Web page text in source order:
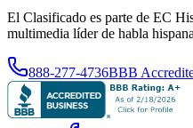
El Clasificado es parte de EC
multimedia líder de habla
888-277-4736BBB